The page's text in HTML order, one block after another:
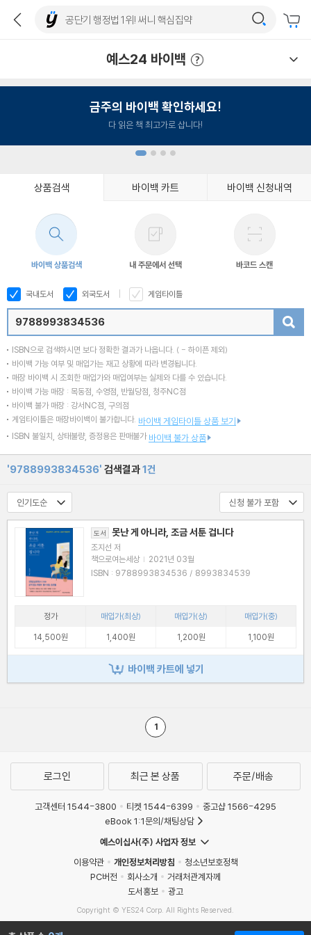
예스24 바이백
금주의 바이백 확인하세요!
다 읽은 책 최고가로 삽니다!
상품검색 바이백 카트 바이백 신청내역
바이백 상품검색 내 주문에서 선택 바코드 스캔
국내도서 외국도서 게임타이틀
ISBN으로 검색하시면 보다 정확한 결과가 나옵니다. ( - 하이픈 제외)
바이백 가능 여부 및 매입가는 재고 상황에 따라 변경됩니다.
매장 바이백 시 조회한 매입가와 매입여부는 실제와 다를 수 있습니다.
바이백 가능 매장 : 목동점, 수영점, 반월당점, 청주NC점
바이백 불가 매장 : 강서NC점, 구의점
게임타이틀은 매장바이백이 불가합니다. 바이백 게임타이틀 상품 보기
ISBN 불일치, 상태불량, 증정용은 판매불가 바이백 불가 상품
'9788993834536' 검색결과1건
도서 못난 게 아니라, 조금 서툰 겁니다
조지선 저
책으로여는세상 | 2021년 03월
ISBN : 9788993834536 / 8993834539
정가 매입가(최상) 매입가(상)
매입가(중)
14,500원
1,400원 1,200원 1,100원
바이백 카트에 넣기
1
로그인 최근 본 상품 주문/배송
고객센터 1544-3800 티켓 1544-6399
중고샵 1566-4295
eBook 1:1문의/채팅상담
예스이십사(주) 사업자 정보
이용약관
개인정보처리방침
청소년보호정책
PC버전
회사소개
거래처관계자께
도서홍보
광고
Copyright © YES24 Corp. All Rights Reserved.
MATOM14